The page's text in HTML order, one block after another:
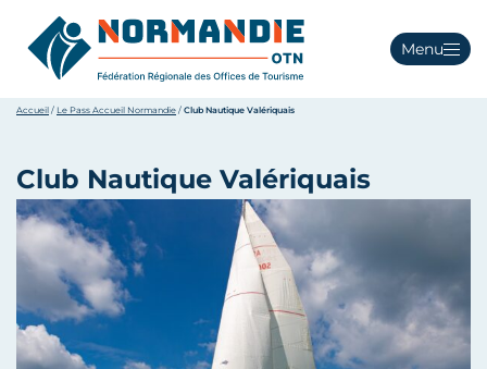
Menu
Accueil / Le Pass Accueil Normandie / Club Nautique Valériquais
Club Nautique Valériquais